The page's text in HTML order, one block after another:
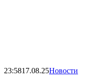
23:5817.08.25Новости